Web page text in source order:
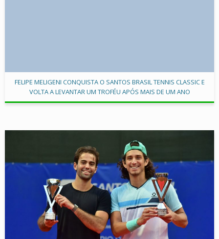
FELIPE MELIGENI CONQUISTA O SANTOS BRASIL TENNIS CLASSIC E
VOLTA A LEVANTAR UM TROFÉU APÓS MAIS DE UM ANO